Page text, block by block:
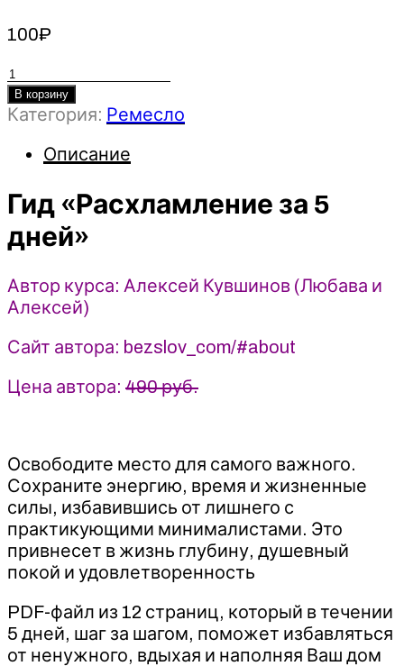
100₽
Количество
товара
Гид
дней»
Алексей
(2023)
Любава
Алексей
В корзину
Категория: Ремесло
Описание
Гид «Расхламление за 5
дней»
Автор курса: Алексей Кувшинов (Любава и
Алексей)
Сайт автора: bezslov_com/#about
Цена автора: 490 руб.
Освободите место для самого важного.
Сохраните энергию, время и жизненные
силы, избавившись от лишнего с
практикующими минималистами. Это
привнесет в жизнь глубину, душевный
покой и удовлетворенность
PDF-файл из 12 страниц, который в течении
5 дней, шаг за шагом, поможет избавляться
от ненужного, вдыхая и наполняя Ваш дом